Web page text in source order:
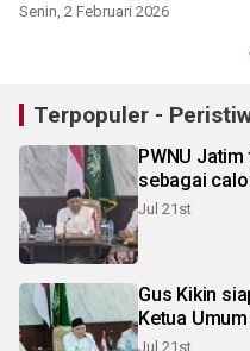
Senin, 2 Februari 2026
Terpopuler -
PWNU
sebagai
Jul 21st
Gus Kikin
Ketua Umum
Jul 21st